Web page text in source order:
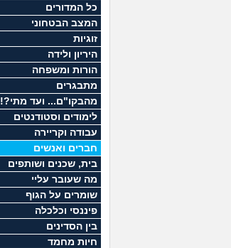
כל המדורים
המצב הבטחוני
זוגיות
היריון ולידה
הורות ומשפחה
מתבגרים
מהבקו"ם... ועד מתי?!
לימודים וסטודנטים
עבודה וקריירה
חברים ואנשים
בית, שכנים ושותפים
מה שעובר עליי
שומרים על הגוף
פיננסי וכלכלה
בין הסדינים
חיות מחמד